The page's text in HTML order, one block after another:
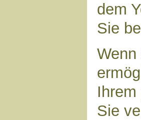
dem
Sie
Sie